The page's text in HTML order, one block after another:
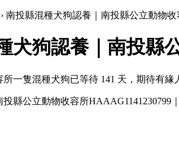
› 南投縣混種犬狗認養｜南投縣公立動物收
犬狗認養｜南投縣
一隻混種犬狗已等待 141 天，期待有